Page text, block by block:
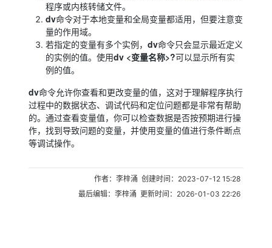
程序或内核转储文件。
dv命令对于本地变量和全局变量都适用，但要注意变
量的作用域。
若指定的变量有多个实例，dv命令只会显示最近定义
的实例的值。使用dv <变量名称>?可以显示所有实
例的值。
dv命令允许你查看和更改变量的值，这对于理解程序执行
过程中的数据状态、调试代码和定位问题都是非常有帮助
的。通过查看变量值，你可以检查数据是否按预期进行操
作，找到导致问题的变量，并使用变量的值进行条件断点
等调试操作。
作者：李梓涌 创建时间：2023-07-12 15:28
最后编辑：李梓涌 更新时间：2026-01-03 22:26